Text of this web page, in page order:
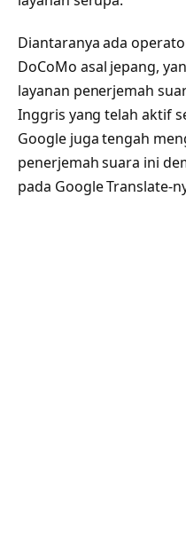
Diantaranya ada
DoCoMo asal jepang,
layanan penerjemah
Inggris yang telah aktif
Google juga tengah
penerjemah suara ini
pada Google Translate-